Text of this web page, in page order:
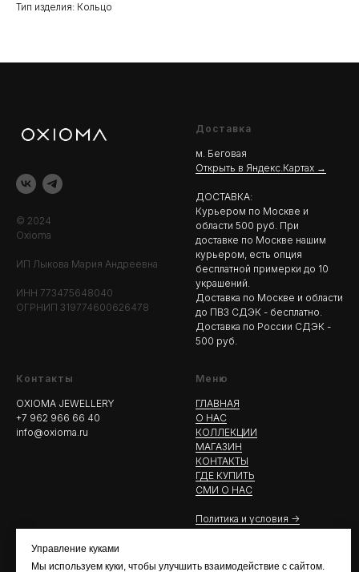
Управление куками
Мы используем куки, чтобы улучшить взаимодействие с сайтом.
Тип изделия: Кольцо
© 2024
Oxioma
ИП Лыкова Мария Андреевна
ИНН 773475648040
ОГРНИП 319774600626478
Доставка
м. Беговая
Открыть в Яндекс.Картах →
ДОСТАВКА:
Курьером по Москве и
области 500 руб. При
доставке по Москве нашим
курьером, есть опция
бесплатной примерки до 10
украшений.
Доставка по Москве и области
до ПВЗ СДЭК - бесплатно.
Доставка по России СДЭК -
500 руб.
Контакты
OXIOMA JEWELLERY
+7 962 966 66 40
info@oxioma.ru
Меню
ГЛАВНАЯ
О НАС
КОЛЛЕКЦИИ
МАГАЗИН
КОНТАКТЫ
ГДЕ КУПИТЬ
СМИ О НАС
Политика и условия ->